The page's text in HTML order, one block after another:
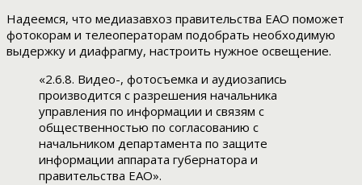
Надеемся, что медиазавхоз правительства ЕАО поможет
фотокорам и телеоператорам подобрать необходимую
выдержку и диафрагму, настроить нужное освещение.
«2.6.8. Видео-, фотосъемка и аудиозапись
производится с разрешения начальника
управления по информации и связям с
общественностью по согласованию с
начальником департамента по защите
информации аппарата губернатора и
правительства ЕАО».